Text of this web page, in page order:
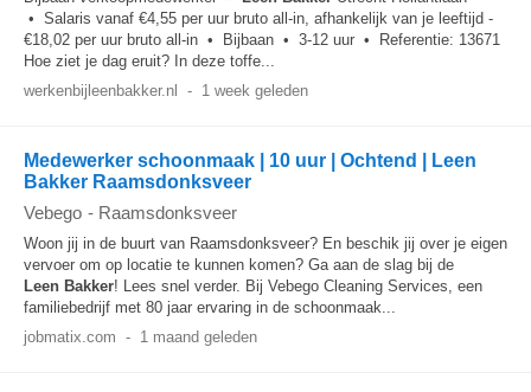
• Salaris vanaf €4,55 per uur bruto all-in, afhankelijk van je leeftijd -
€18,02 per uur bruto all-in • Bijbaan • 3-12 uur • Referentie: 13671
Hoe ziet je dag eruit? In deze toffe...
werkenbijleenbakker.nl
- 1 week geleden
Medewerker schoonmaak | 10 uur | Ochtend | Leen
Bakker Raamsdonksveer
Vebego - Raamsdonksveer
Woon jij in de buurt van Raamsdonksveer? En beschik jij over je eigen
vervoer om op locatie te kunnen komen? Ga aan de slag bij de
Leen Bakker! Lees snel verder. Bij Vebego Cleaning Services, een
familiebedrijf met 80 jaar ervaring in de schoonmaak...
jobmatix.com - 1 maand geleden